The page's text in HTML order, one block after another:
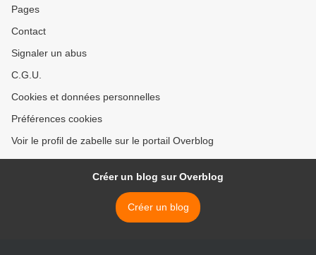
Pages
Contact
Signaler un abus
C.G.U.
Cookies et données personnelles
Préférences cookies
Voir le profil de zabelle sur le portail Overblog
Créer un blog sur Overblog
Créer un blog